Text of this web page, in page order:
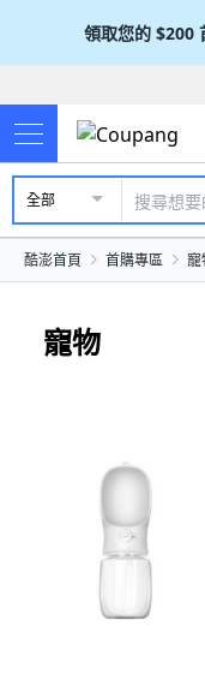
領取您的 $200
全部
酷澎首頁 首購專區 寵
寵物